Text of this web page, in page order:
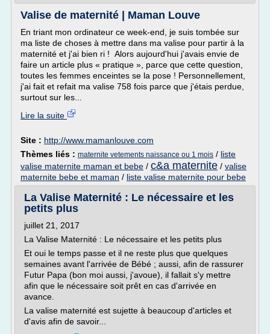
Valise de maternité | Maman Louve
En triant mon ordinateur ce week-end, je suis tombée sur
ma liste de choses à mettre dans ma valise pour partir à la
maternité et j'ai bien ri ! Alors aujourd'hui j'avais envie de
faire un article plus « pratique », parce que cette question,
toutes les femmes enceintes se la pose ! Personnellement,
j'ai fait et refait ma valise 758 fois parce que j'étais perdue,
surtout sur les...
Lire la suite
Site : http://www.mamanlouve.com
Thèmes liés : maternite vetements naissance ou 1 mois / liste
valise maternite maman et bebe / c&a maternite / valise
maternite bebe et maman / liste valise maternite pour bebe
La Valise Maternité : Le nécessaire et les
petits plus
juillet 21, 2017
La Valise Maternité : Le nécessaire et les petits plus
Et oui le temps passe et il ne reste plus que quelques
semaines avant l'arrivée de Bébé ; aussi, afin de rassurer
Futur Papa (bon moi aussi, j'avoue), il fallait s'y mettre
afin que le nécessaire soit prêt en cas d'arrivée en
avance.
La valise maternité est sujette à beaucoup d'articles et
d'avis afin de savoir...